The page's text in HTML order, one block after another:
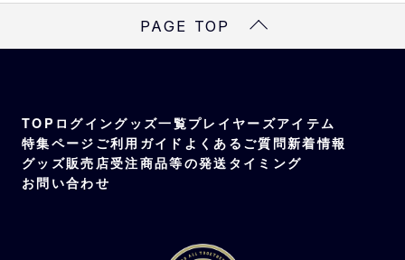
受注対象
PAGE TOP
TOP ログイングッズ一覧プレイヤーズアイテム
特集ページ ご利用ガイド よくあるご質問新着情報
グッズ販売店受注商品等の発送タイミング
お問い合わせ